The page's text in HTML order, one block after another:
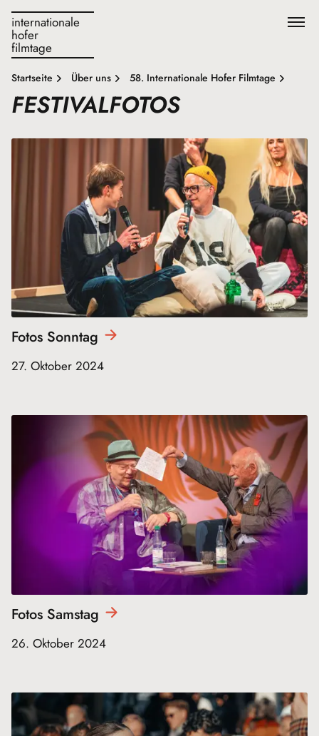
internationale
hofer
filmtage
Startseite Über uns 58. Internationale Hofer Filmtage
FESTIVALFOTOS
Fotos Sonntag
27. Oktober 2024
Fotos Samstag
26. Oktober 2024